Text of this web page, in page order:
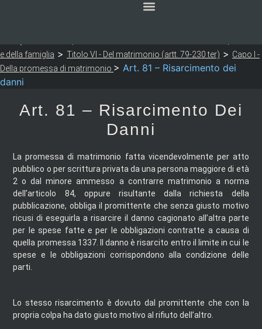
e della famiglia > Titolo VI - Del matrimonio (artt. 79-230 ter) > Capo I -
Della promessa di matrimonio > Art. 81 – Risarcimento dei
danni
Art. 81 – Risarcimento Dei
Danni
La promessa di matrimonio fatta vicendevolmente per atto
pubblico o per scrittura privata da una persona maggiore di età
2 o dal minore ammesso a contrarre matrimonio a norma
dell’articolo 84, oppure risultante dalla richiesta della
pubblicazione, obbliga il promittente che senza giusto motivo
ricusi di eseguirla a risarcire il danno cagionato all’altra parte
per le spese fatte e per le obbligazioni contratte a causa di
quella promessa 1337. Il danno è risarcito entro il limite in cui le
spese e le obbligazioni corrispondono alla condizione delle
parti.
Lo stesso risarcimento è dovuto dal promittente che con la
propria colpa ha dato giusto motivo al rifiuto dell’altro.